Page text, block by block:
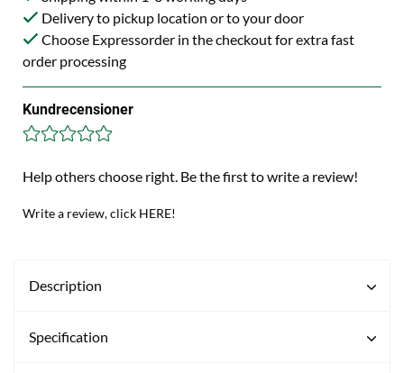
Delivery to pickup location or to your door
Choose Expressorder in the checkout for extra fast
order processing
Kundrecensioner
Help others choose right. Be the first to write a review!
Write a review, click HERE!
Description
Specification